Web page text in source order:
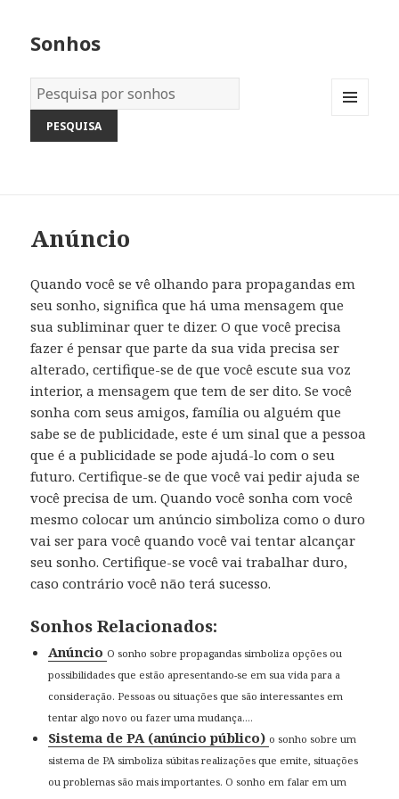
Sonhos
Dicionário
dos
Sonhos:
Anúncio
Quando você se vê olhando para propagandas em
seu sonho, significa que há uma mensagem que
sua subliminar quer te dizer. O que você precisa
fazer é pensar que parte da sua vida precisa ser
alterado, certifique-se de que você escute sua voz
interior, a mensagem que tem de ser dito. Se você
sonha com seus amigos, família ou alguém que
sabe se de publicidade, este é um sinal que a pessoa
que é a publicidade se pode ajudá-lo com o seu
futuro. Certifique-se de que você vai pedir ajuda se
você precisa de um. Quando você sonha com você
mesmo colocar um anúncio simboliza como o duro
vai ser para você quando você vai tentar alcançar
seu sonho. Certifique-se você vai trabalhar duro,
caso contrário você não terá sucesso.
Sonhos Relacionados:
Anúncio O sonho sobre propagandas simboliza opções ou
possibilidades que estão apresentando-se em sua vida para a
consideração. Pessoas ou situações que são interessantes em
tentar algo novo ou fazer uma mudança....
Sistema de PA (anúncio público) o sonho sobre um
sistema de PA simboliza súbitas realizações que emite, situações
ou problemas são mais importantes. O sonho em falar em um